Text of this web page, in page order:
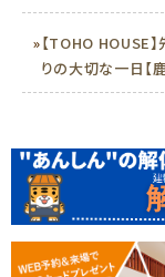
»【TOHO HOUSE
りの大切な一日【